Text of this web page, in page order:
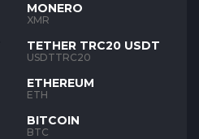
MONERO
XMR
TETHER TRC20 USDT
USDTTRC20
ETHEREUM
ETH
BITCOIN
BTC